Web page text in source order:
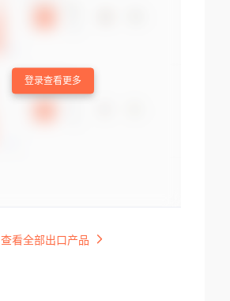
登录查看更多
查看全部出口产品